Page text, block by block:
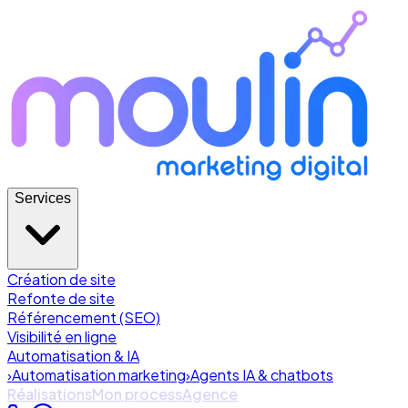
Services
Création de site
Refonte de site
Référencement (SEO)
Visibilité en ligne
Automatisation & IA
›Automatisation marketing›Agents IA & chatbots
RéalisationsMon processAgence